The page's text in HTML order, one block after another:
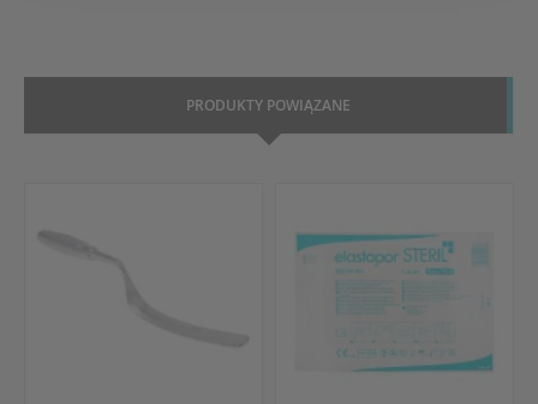
PRODUKTY POWIĄZANE